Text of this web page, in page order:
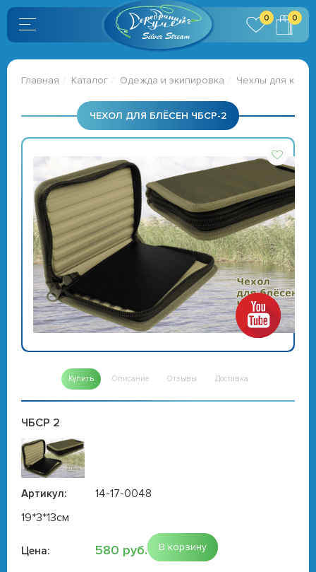
0
0
Главная Каталог Одежда и экипировка Чехлы для
ЧЕХОЛ ДЛЯ БЛЁСЕН ЧБСР-2
Купить Описание Отзывы Доставка
ЧБСР 2
Артикул:
14-17-0048
19*3*13см
Цена: 580 руб. В корзину